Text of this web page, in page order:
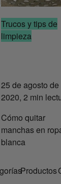
Trucos y tips de
limpieza
25 de agosto de
2020, 2 min
Cómo quitar
manchas en
blanca
Productos